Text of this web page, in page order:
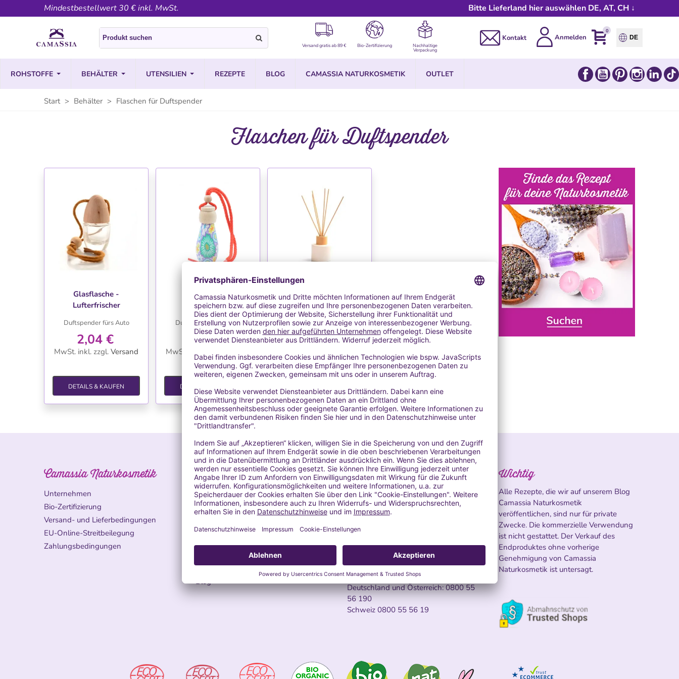
Mindestbestellwert 30 € inkl. MwSt. Bitte Lieferland hier auswählen DE, AT, CH ↓
Versand gratis ab 89 € Bio-Zertifizierung Nachhaltige
Verpackung
Kontakt Anmelden
0
DE
ROHSTOFFE BEHÄLTER UTENSILIEN REZEPTE BLOG CAMASSIA NATURKOSMETIK OUTLET FacebookYouTubePinterestInstagram
Start > Behälter > Flaschen für Duftspender
Flaschen für Duftspender
Glasflasche -
Lufterfrischer
Duftspender fürs Auto
2,04 €
MwSt. inkl. zzgl. Versand
DETAILS & KAUFEN
WUNSCHLISTE
Glasflasche -
Lufterfrischer
Duftspender fürs Auto
2,41 €
MwSt. inkl.
DETAILS & KAUFEN
Glasflasche für Mikados
für Lufterfrischer mit Mikados
5,22 €
Camassia Naturkosmetik
Unternehmen
Bio-Zertifizierung
Versand- und Lieferbedingungen
EU-Online-Streitbeilegung
Zahlungsbedingungen
Erfahre mehr
Leitfaden für die Verwendung von
Inhaltsstoffen
Ätherische Öle: Leitfaden für die sichere
Anwendung
Fragen über Rezepte
Häufige Fragen (FAQ)
Blog
Kundenservice
KONTAKTIERE UNS
Kontakt-Formular
Montag - Freitag: 9:00–14:00
Telefon:
Deutschland und Österreich:0800 55
56 190
Schweiz 0800 55 56 19
Wichtig
Alle Rezepte, die wir auf unserem Blog
Camassia Naturkosmetik
veröffentlichen, sind nur für private
Zwecke. Die kommerzielle Verwendung
ist nicht gestattet. Der Verkauf des
Endproduktes ohne vorherige
Genehmigung von Camassia
Naturkosmetik ist untersagt.